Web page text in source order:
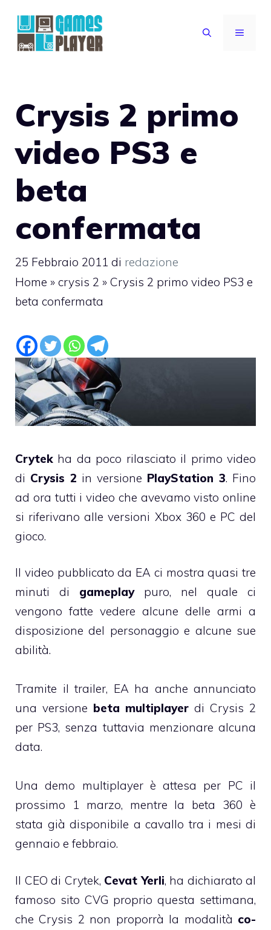
contenuto
MENU
Crysis 2 primo
video PS3 e
beta
confermata
25 Febbraio 2011 di redazione
Home » crysis 2 » Crysis 2 primo video PS3 e
beta confermata
Crytek ha da poco rilasciato il primo video
di Crysis 2 in versione PlayStation 3. Fino
ad ora tutti i video che avevamo visto online
si riferivano alle versioni Xbox 360 e PC del
gioco.
Il video pubblicato da EA ci mostra quasi tre
minuti di gameplaypuro, nel quale ci
vengono fatte vedere alcune delle armi a
disposizione del personaggio e alcune sue
abilità.
Tramite il trailer, EA ha anche annunciato
una versione beta multiplayer di Crysis 2
per PS3, senza tuttavia menzionare alcuna
data.
Una demo multiplayer è attesa per PC il
prossimo 1 marzo, mentre la beta 360 è
stata già disponibile a cavallo tra i mesi di
gennaio e febbraio.
Il CEO di Crytek, Cevat Yerli, ha dichiarato al
famoso sito CVG proprio questa settimana,
che Crysis 2 non proporrà la modalità co-